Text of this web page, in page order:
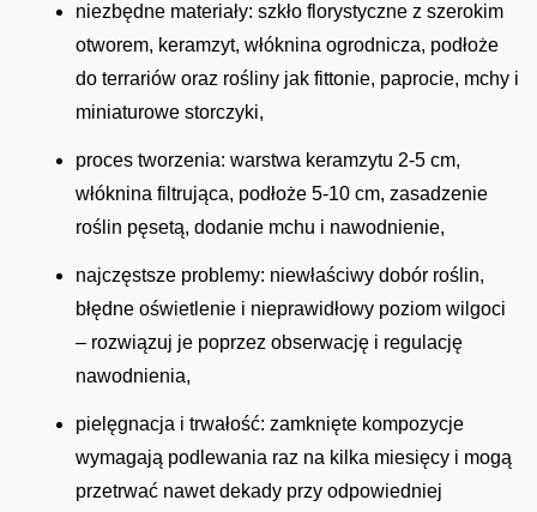
niezbędne materiały: szkło florystyczne z szerokim
otworem, keramzyt, włóknina ogrodnicza, podłoże
do terrariów oraz rośliny jak fittonie, paprocie, mchy i
miniaturowe storczyki,
proces tworzenia: warstwa keramzytu 2-5 cm,
włóknina filtrująca, podłoże 5-10 cm, zasadzenie
roślin pęsetą, dodanie mchu i nawodnienie,
najczęstsze problemy: niewłaściwy dobór roślin,
błędne oświetlenie i nieprawidłowy poziom wilgoci
– rozwiązuj je poprzez obserwację i regulację
nawodnienia,
pielęgnacja i trwałość: zamknięte kompozycje
wymagają podlewania raz na kilka miesięcy i mogą
przetrwać nawet dekady przy odpowiedniej